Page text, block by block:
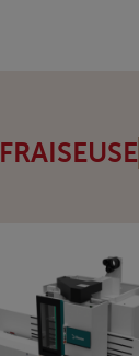
FRAISEUSE